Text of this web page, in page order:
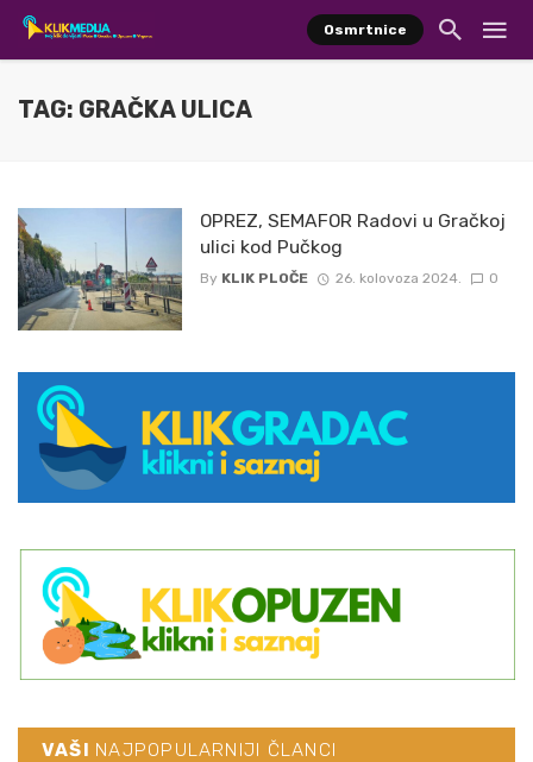
Osmrtnice
TAG: GRAČKA ULICA
OPREZ, SEMAFOR Radovi u Gračkoj
ulici kod Pučkog
By KLIK PLOČE 26. kolovoza 2024. 0
VAŠI NAJPOPULARNIJI ČLANCI